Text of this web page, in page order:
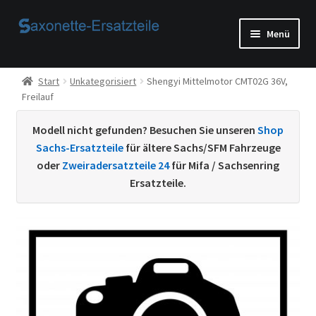
Zur
Zum
Menü
Start
AGB
Beispiel-Seite
Datenschutzerklärung von
Start Unkategorisiert
Shengyi Mittelmotor CMT02G 36V,
Freilauf
Modell nicht gefunden? Besuchen Sie unseren Shop
Sachs-Ersatzteilefür ältere Sachs/SFM Fahrzeuge
oder Zweiradersatzteile 24für Mifa / Sachsenring
Ersatzteile.